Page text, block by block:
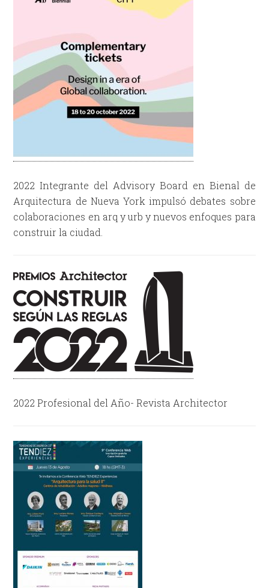
2022 Integrante del Advisory Board en Bienal de
Arquitectura de Nueva York impulsó debates sobre
colaboraciones en arq y urb y nuevos enfoques para
construir la ciudad.
2022 Profesional del Año- Revista Architector